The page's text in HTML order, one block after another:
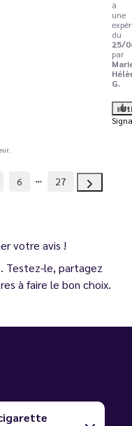
à
une
du
25/
par
G.
6 27
votre avis !
Testez-le, partagez
à faire le bon choix.